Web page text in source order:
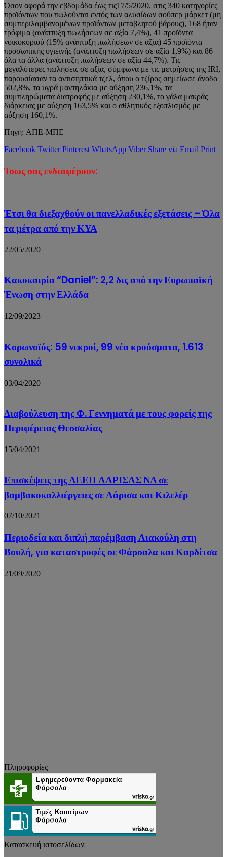
Όσον αφορά την εβδομάδα έως τις17/5/2020, στις 340 κατηγορίες
προϊόντων που πωλούνται εντός των αλυσίδων σούπερ μάρκετ (μη
συμπεριλαμβανομένων προϊόντων μεταβλητού βάρους), 168 ήταν
τρόφιμα (ανάπτυξη πωλήσεων σε αξία 7,4%), 41 προϊόντα
νοικοκυριού (15% ανάπτυξη πωλήσεων σε αξία) 45 προϊόντα
προσωπικής υγιεινής (ανάπτυξη πωλήσεων σε αξία 1,9%) και 86
όλα τα άλλα (ανάπτυξη πωλήσεων σε αξία 44,7%). Τις
μεγαλύτερες πωλήσεις σε αξία, σύμφωνα με τις μετρήσεις της IRI,
παρουσίασαν τα αντισηπτικά τζελ, όπου o τζίρος σημείωσε άνοδο
502,8%, τα υγρά μαντηλάκια με αύξηση 236,1%, τα
συμπληρώματα διατροφής με αύξηση 230,1%, το γάλα μακράς
διάρκειας με αύξηση 163,5% και ο αθλητικός εξοπλισμός με
αύξηση 160,1%.
Πηγή: ΑΠΕ-ΜΠΕ
Facebook Twitter Pinterest WhatsApp Viber Share via Email Print
Ίσως σας ενδιαφέρουν:
Έτσι θα διεξαχθούν οι πανελλαδικές εξετάσεις – Όλα
τα μέτρα από την ΚΥΑ
22/05/2020
Κακοκαιρία “Daniel”: 2,2 δις από την Ευρωπαϊκή
Ένωση στην Ελλάδα
12/09/2023
Κορωνοϊός: 59 νεκροί, 99 νέα κρούσματα, 1.613
συνολικά
03/04/2020
Διαβούλευση της Φ. Γεννηματά με τους φορείς της
Περιφέρειας Θεσσαλίας
15/04/2021
Επισκέψεις της ΔΕΕΠ ΛΑΡΙΣΑΣ ΝΔ σε
βαμβακοκαλλιέργειες σε Λάρισα και Κιλελέρ
07/10/2021
Περιοδεία και διπλή παρέμβαση Λιακούλη στη
Βουλή, για καταστροφές σε Φάρσαλα και Καρδίτσα
21/09/2020
Πληροφορίες
Κατασκευή ιστοσελίδων: